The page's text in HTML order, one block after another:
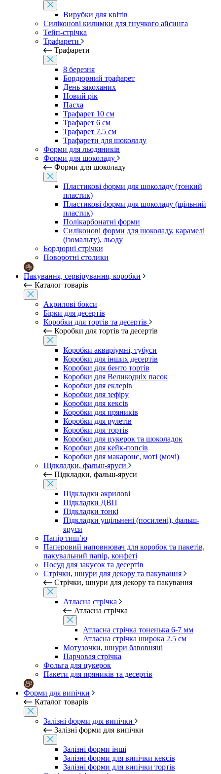
Вирубки для квітів
Силіконові килимки для гнучкого айсинга
Тейп-стрічка
Трафарети
Трафарети
8 березня
Бордюрний трафарет
День закоханих
Новий рік
Пасха
Трафарет 10 см
Трафарет 6 см
Трафарет 7.5 см
Трафарети для шоколаду
Форми для льодяників
Форми для шоколаду
Форми для шоколаду
Пластикові форми для шоколаду (тонкий
пластик)
Пластикові форми для шоколаду (щільний
пластик)
Полікарбонатні форми
Силіконові форми для шоколаду, карамелі
(ізомальту), льоду
Бордюрні стрічки
Поворотні столики
Пакування, сервірування, коробки
Каталог товарів
Акрилові бокси
Бірки для десертів
Коробки для тортів та десертів
Коробки для тортів та десертів
Коробки акваріумні, тубуси
Коробки для інших десертів
Коробки для бенто тортів
Коробки для Великодніх пасок
Коробки для еклерів
Коробки для зефіру
Коробки для кексів
Коробки для пряників
Коробки для рулетів
Коробки для тортів
Коробки для цукерок та шоколадок
Коробки для кейк-попсів
Коробки для макаронс, моті (мочі)
Підкладки, фальш-яруси
Підкладки, фальш-яруси
Підкладки акрилові
Підкладки ДВП
Підкладки тонкі
Підкладки ущільнені (посилені), фальш-
яруси
Папір тиш’ю
Паперовий наповнювач для коробок та пакетів,
пакувальний папір, конфеті
Посуд для закусок та десертів
Стрічки, шнури для декору та пакування
Стрічки, шнури для декору та пакування
Атласна стрічка
Атласна стрічка
Атласна стрічка тоненька 6-7 мм
Атласна стрічка широка 2.5 см
Мотузочки, шнури бавовняні
Парчовая стрічка
Фольга для цукерок
Пакети для пряників та десертів
Форми для випічки
Каталог товарів
Залізні форми для випічки
Залізні форми для випічки
Залізні форми інші
Залізні форми для випічки кексів
Залізні форми для випічки тортів